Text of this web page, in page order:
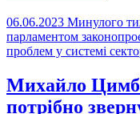
06.06.2023 Минулого
парламентом
проблем у системі
Михайло
потрібно